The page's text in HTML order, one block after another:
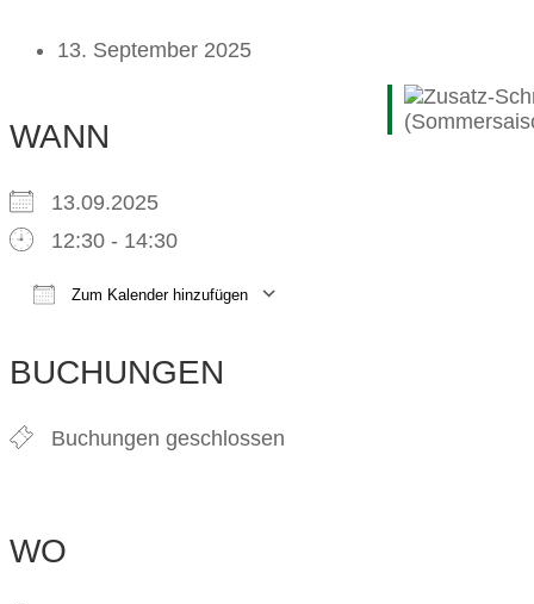
13. September 2025
WANN
13.09.2025
12:30 - 14:30
Zum Kalender hinzufügen
BUCHUNGEN
Buchungen geschlossen
WO